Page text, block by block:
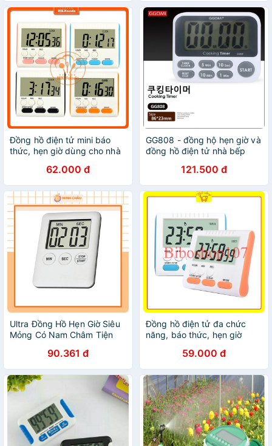
Đồng hồ điện tử mini báo
thức, hẹn giờ dùng cho nhà
62.000 đ
GG808 - đồng hộ hẹn giờ và
đồng hồ điện tử nhà bếp
121.500 đ
Ultra Đồng Hồ Hẹn Giờ Siêu
Mỏng Có Nam Châm Tiện
90.361 đ
Đồng hồ điện tử đa chức
năng, báo thức, hẹn giờ
59.000 đ